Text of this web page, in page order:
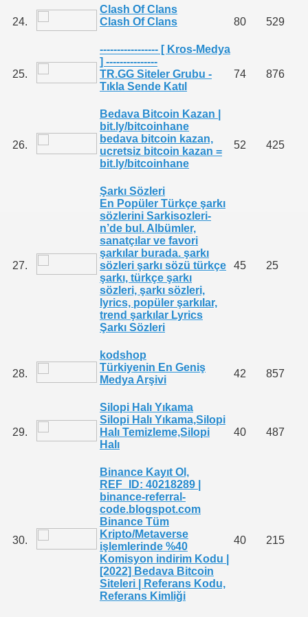
24.
Clash Of Clans
Clash Of Clans
80 529
25.
----------------- [ Kros-Medya
] ---------------
TR.GG Siteler Grubu -
Tıkla Sende Katıl
74 876
26.
Bedava Bitcoin Kazan |
bit.ly/bitcoinhane
bedava bitcoin kazan,
ucretsiz bitcoin kazan =
bit.ly/bitcoinhane
52 425
27.
Şarkı Sözleri
En Popüler Türkçe şarkı
sözlerini Sarkisozleri-
n’de bul. Albümler,
sanatçılar ve favori
şarkılar burada. şarkı
sözleri şarkı sözü türkçe
şarkı, türkçe şarkı
sözleri, şarkı sözleri,
lyrics, popüler şarkılar,
trend şarkılar Lyrics
Şarkı Sözleri
45 25
28.
kodshop
Türkiyenin En Geniş
Medya Arşivi
42 857
29.
Silopi Halı Yıkama
Silopi Halı Yıkama,Silopi
Halı Temizleme,Silopi
Halı
40 487
30.
Binance Kayıt Ol,
REF_ID: 40218289 |
binance-referral-
code.blogspot.com
Binance Tüm
Kripto/Metaverse
işlemlerinde %40
Komisyon indirim Kodu |
[2022] Bedava Bitcoin
Siteleri | Referans Kodu,
Referans Kimliği
40 215